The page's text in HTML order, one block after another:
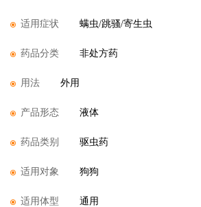
适用症状 螨虫/跳骚/寄生虫
药品分类 非处方药
用法 外用
产品形态 液体
药品类别 驱虫药
适用对象 狗狗
适用体型 通用